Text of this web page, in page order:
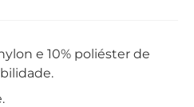
e 10% poliéster de